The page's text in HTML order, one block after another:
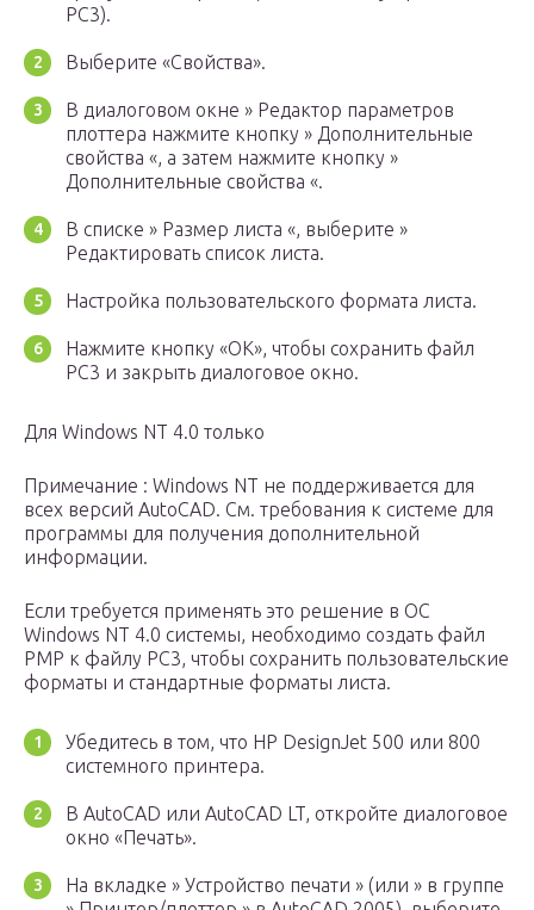
PC3).
Выберите «Свойства».
В диалоговом окне » Редактор параметров
плоттера нажмите кнопку » Дополнительные
свойства «, а затем нажмите кнопку »
Дополнительные свойства «.
В списке » Размер листа «, выберите »
Редактировать список листа.
Настройка пользовательского формата листа.
Нажмите кнопку «ОК», чтобы сохранить файл
PC3 и закрыть диалоговое окно.
Для Windows NT 4.0 только
Примечание : Windows NT не поддерживается для
всех версий AutoCAD. См. требования к системе для
программы для получения дополнительной
информации.
Если требуется применять это решение в ОС
Windows NT 4.0 системы, необходимо создать файл
PMP к файлу PC3, чтобы сохранить пользовательские
форматы и стандартные форматы листа.
Убедитесь в том, что HP DesignJet 500 или 800
системного принтера.
В AutoCAD или AutoCAD LT, откройте диалоговое
окно «Печать».
На вкладке » Устройство печати » (или » в группе